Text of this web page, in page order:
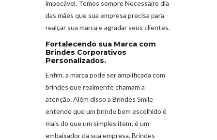
impecável. Temos sempre Necessaire dia
das mães que sua empresa precisa para
realçar sua marca e agradar seus clientes.
Fortalecendo sua Marca com
Brindes Corporativos
Personalizados.
Enfim, a marca pode ser amplificada com
brindes que realmente chamam a
atenção. Além disso a Brindes Smile
entende que um brinde bem escolhido é
mais do que um simples item; é um
embaixador da sua empresa. Brindes